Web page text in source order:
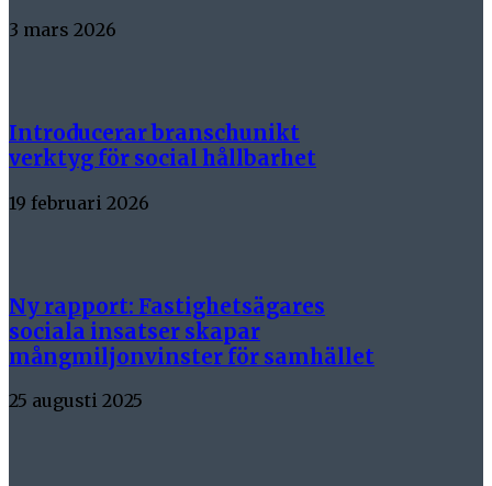
3 mars 2026
Introducerar branschunikt
verktyg för social hållbarhet
19 februari 2026
Ny rapport: Fastighetsägares
sociala insatser skapar
mångmiljonvinster för samhället
25 augusti 2025